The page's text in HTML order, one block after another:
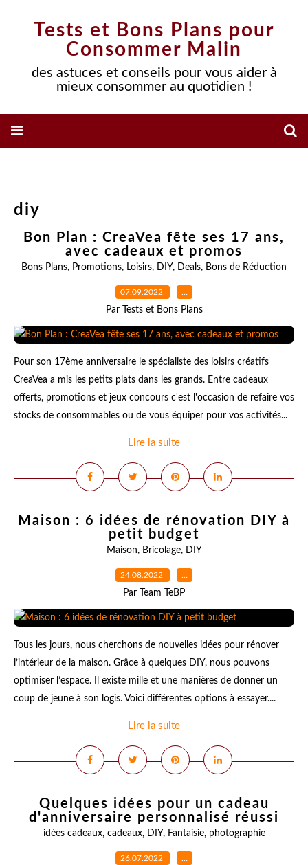
Tests et Bons Plans pour
Consommer Malin
des astuces et conseils pour vous aider à
mieux consommer au quotidien !
diy
Bon Plan : CreaVea fête ses 17 ans,
avec cadeaux et promos
Bons Plans, Promotions, Loisirs, DIY, Deals, Bons de Réduction
07.09.2022 …
Par Tests et Bons Plans
Pour son 17ème anniversaire le spécialiste des loisirs créatifs
CreaVea a mis les petits plats dans les grands. Entre cadeaux
offerts, promotions et jeux concours c'est l'occasion de refaire vos
stocks de consommables ou de vous équiper pour vos activités...
Lire la suite
Maison : 6 idées de rénovation DIY à
petit budget
Maison, Bricolage, DIY
24.08.2022 …
Par Team TeBP
Tous les jours, nous cherchons de nouvelles idées pour rénover
l’intérieur de la maison. Grâce à quelques DIY, nous pouvons
optimiser l’espace. Il existe mille et une manières de donner un
coup de jeune à son logis. Voici différentes options à essayer....
Lire la suite
Quelques idées pour un cadeau
d'anniversaire personnalisé réussi
idées cadeaux, cadeaux, DIY, Fantaisie, photographie
26.07.2022 …